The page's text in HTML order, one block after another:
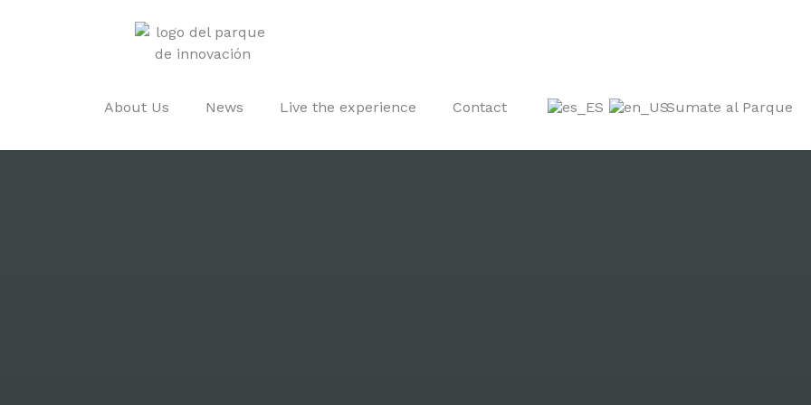
About Us News Live the experience Contact Sumate al Parque